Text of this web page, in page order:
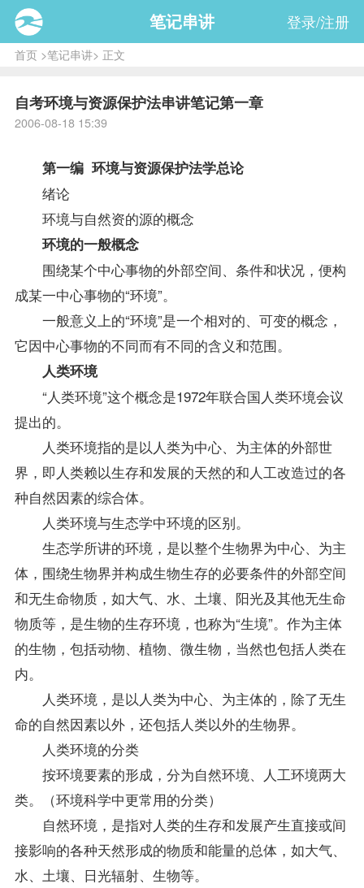
笔记串讲 登录/注册
首页>笔记串讲> 正文
自考环境与资源保护法串讲笔记第一章
2006-08-18 15:39
第一编 环境与资源保护法学总论
绪论
环境与自然资的源的概念
环境的一般概念
围绕某个中心事物的外部空间、条件和状况，便构
成某一中心事物的“环境”。
一般意义上的“环境”是一个相对的、可变的概念，
它因中心事物的不同而有不同的含义和范围。
人类环境
“人类环境”这个概念是1972年联合国人类环境会议
提出的。
人类环境指的是以人类为中心、为主体的外部世
界，即人类赖以生存和发展的天然的和人工改造过的各
种自然因素的综合体。
人类环境与生态学中环境的区别。
生态学所讲的环境，是以整个生物界为中心、为主
体，围绕生物界并构成生物生存的必要条件的外部空间
和无生命物质，如大气、水、土壤、阳光及其他无生命
物质等，是生物的生存环境，也称为“生境”。作为主体
的生物，包括动物、植物、微生物，当然也包括人类在
内。
人类环境，是以人类为中心、为主体的，除了无生
命的自然因素以外，还包括人类以外的生物界。
人类环境的分类
按环境要素的形成，分为自然环境、人工环境两大
类。（环境科学中更常用的分类）
自然环境，是指对人类的生存和发展产生直接或间
接影响的各种天然形成的物质和能量的总体，如大气、
水、土壤、日光辐射、生物等。